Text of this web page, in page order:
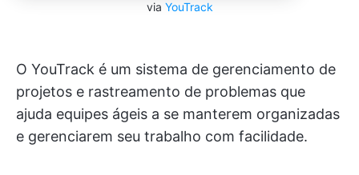
via YouTrack
O YouTrack é um sistema de gerenciamento de
projetos e rastreamento de problemas que
ajuda equipes ágeis a se manterem organizadas
e gerenciarem seu trabalho com facilidade.